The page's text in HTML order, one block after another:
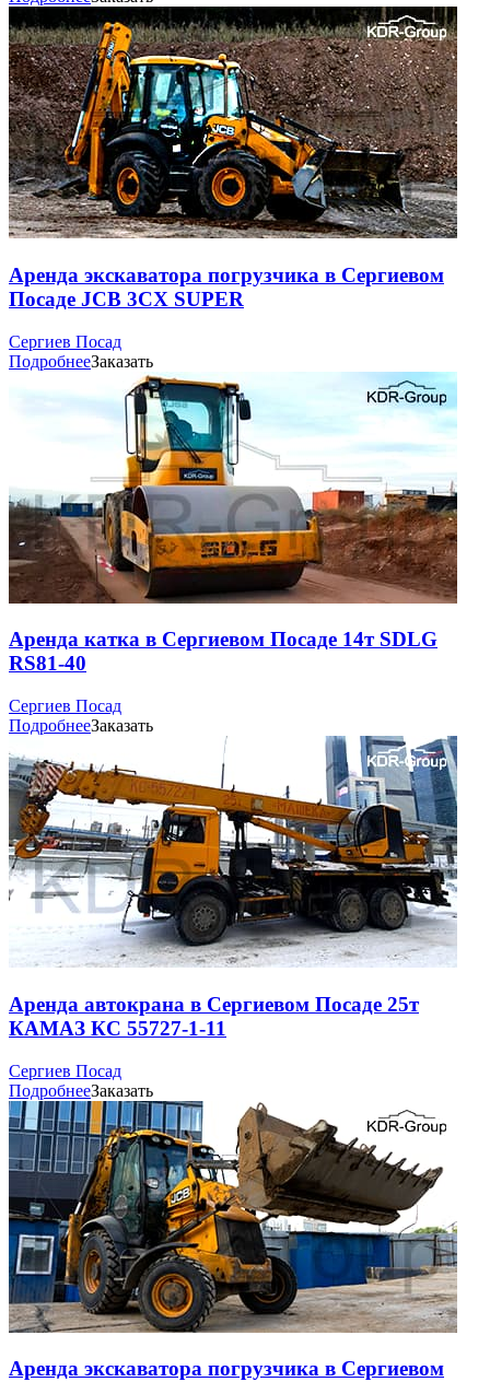
Аренда экскаватора погрузчика в Сергиевом
Посаде JCB 3CX SUPER
Сергиев Посад
ПодробнееЗаказать
Аренда катка в Сергиевом Посаде 14т SDLG
RS81-40
Сергиев Посад
ПодробнееЗаказать
Аренда автокрана в Сергиевом Посаде 25т
КАМАЗ КС 55727-1-11
Сергиев Посад
ПодробнееЗаказать
Аренда экскаватора погрузчика в Сергиевом